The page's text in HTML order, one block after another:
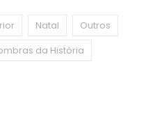
Natal
Outros
da História